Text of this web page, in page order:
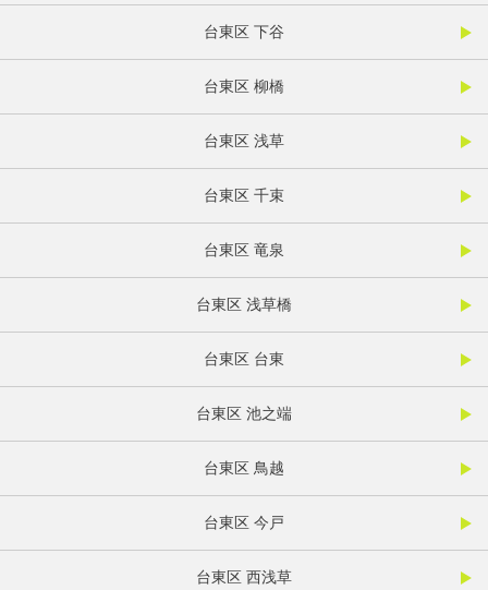
台東区 下谷
台東区 柳橋
台東区 浅草
台東区 千束
台東区 竜泉
台東区 浅草橋
台東区 台東
台東区 池之端
台東区 鳥越
台東区 今戸
台東区 西浅草